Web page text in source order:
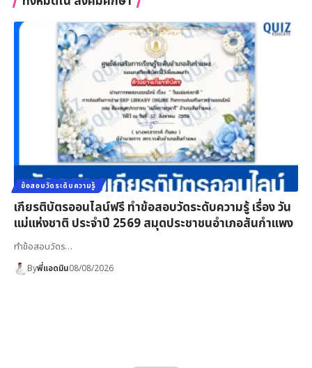
ข้อสอบวัดระดับความรู้
เกียรติบัตรออนไลน์ฟรี ทำข้อสอบวัดระดับความรู้ เรื่อง วัน
แม่แห่งชาติ ประจำปี 2569 สมุดประชาชนอำเภอสันกำแพง
ทำข้อสอบวัดร…
Byพี่แอดมิน08/08/2026